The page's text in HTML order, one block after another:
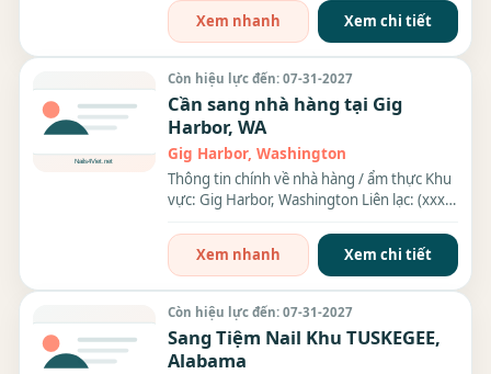
Xem nhanh
Xem chi tiết
Còn hiệu lực đến: 07-31-2027
Cần sang nhà hàng tại Gig
Harbor, WA
Gig Harbor, Washington
Thông tin chính về nhà hàng / ẩm thực Khu
vực: Gig Harbor, Washington Liên lạc: (xxx)
Xem nhanh
Xem chi tiết
Còn hiệu lực đến: 07-31-2027
Sang Tiệm Nail Khu TUSKEGEE,
Alabama